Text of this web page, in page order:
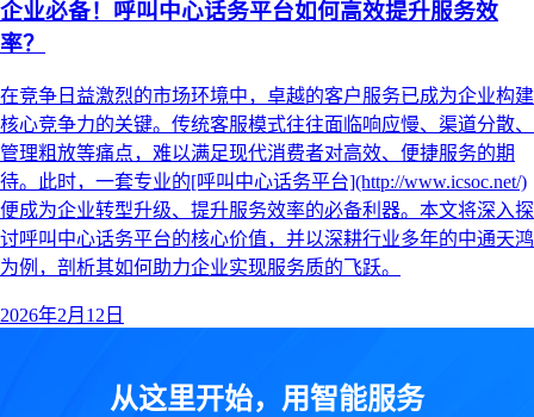
企业必备！呼叫中心话务平台如何高效提升服务效
率？
在竞争日益激烈的市场环境中，卓越的客户服务已成为企业构建
核心竞争力的关键。传统客服模式往往面临响应慢、渠道分散、
管理粗放等痛点，难以满足现代消费者对高效、便捷服务的期
待。此时，一套专业的[呼叫中心话务平台](http://www.icsoc.net/)
便成为企业转型升级、提升服务效率的必备利器。本文将深入探
讨呼叫中心话务平台的核心价值，并以深耕行业多年的中通天鸿
为例，剖析其如何助力企业实现服务质的飞跃。
2026年2月12日
从这里开始，用智能服务